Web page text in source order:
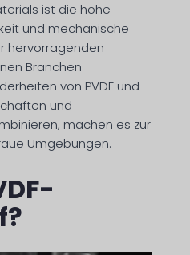
ist die hohe
und mechanische
hervorragenden
Branchen
von PVDF und
und
machen es zur
Umgebungen.